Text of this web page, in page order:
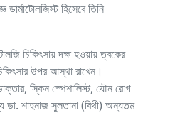
হিসেবে তিনি
চিকিৎসায় দক্ষ হওয়ায় ত্বকের
উপর আস্থা রাখেন।
স্কিন স্পেশালিস্ট, যৌন রোগ
ডা. শাহনাজ সুলতানা (বিথী) অন্যতম